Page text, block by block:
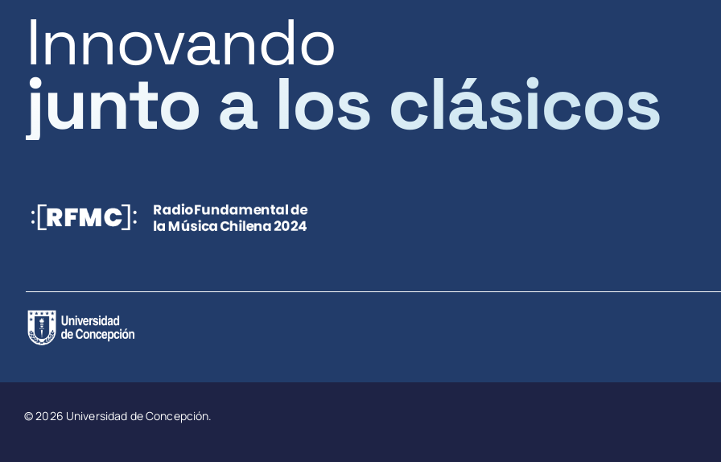
Innovando
junto a los clásicos
© 2026 Universidad de Concepción.